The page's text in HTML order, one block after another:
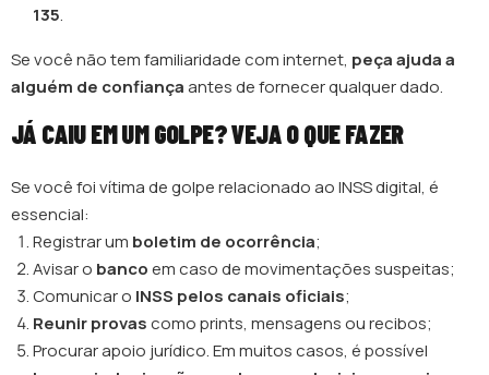
135.
Se você não tem familiaridade com internet, peça ajuda a
alguém de confiançaantes de fornecer qualquer dado.
JÁ CAIU EM UM GOLPE? VEJA O QUE FAZER
Se você foi vítima de golpe relacionado ao INSS digital, é
essencial:
Registrar um boletim de ocorrência;
Avisar o bancoem caso de movimentações suspeitas;
Comunicar o INSS pelos canais oficiais;
Reunir provascomo prints, mensagens ou recibos;
Procurar apoio jurídico. Em muitos casos, é possível